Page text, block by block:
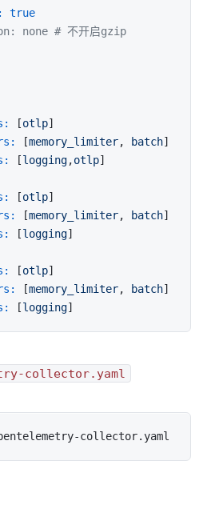
true
none # 不开启gzip
[otlp]
[memory_limiter, batch]
[logging,otlp]
[otlp]
[memory_limiter, batch]
[logging]
[otlp]
[memory_limiter, batch]
[logging
collector.yaml